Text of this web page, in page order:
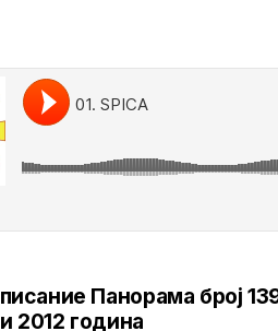
Панорама број
2012 година